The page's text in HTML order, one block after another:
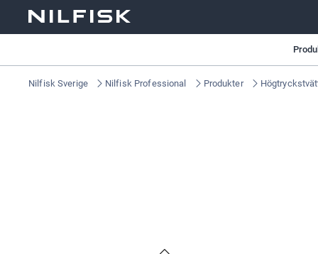
Nilfisk Sverige Nilfisk Professional Produkter